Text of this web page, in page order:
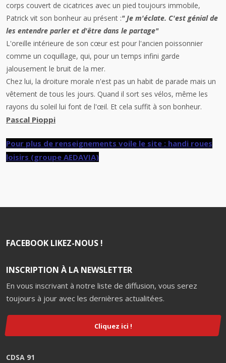
corps couvert de cicatrices avec un pied toujours immobile,
Patrick vit son bonheur au présent :" Je m'éclate. C'est génial de
les entendre parler et d'être dans le partage"
L'oreille intérieure de son cœur est pour l'ancien poissonnier
comme un coquillage, qui, pour un temps infini garde
jalousement le bruit de la mer.
Chez lui, la droiture morale n'est pas un habit de parade mais un
vêtement de tous les jours. Quand il sort ses vélos, même les
rayons du soleil lui font de l'œil. Et cela suffit à son bonheur.
Pascal Pioppi
Pour plus de renseignements voile le site : handi roues
loisirs (groupe AEDAVIA)
FACEBOOK LIKEZ-NOUS !
INSCRIPTION À LA NEWSLETTER
En vous inscrivant à notre liste de diffusion, vous serez
toujours à jour avec les dernières actualitées.
Cliquez ici !
CDSA 91